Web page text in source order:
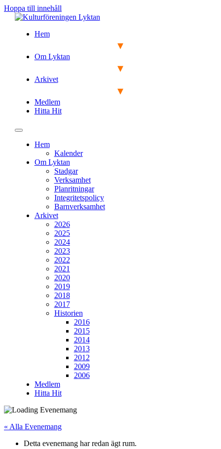
Hoppa till innehåll
Hem
Om Lyktan
Arkivet
Medlem
Hitta Hit
Hem
Kalender
Om Lyktan
Stadgar
Verksamhet
Planritningar
Integritetspolicy
Barnverksamhet
Arkivet
2026
2025
2024
2023
2022
2021
2020
2019
2018
2017
Historien
2016
2015
2014
2013
2012
2009
2006
Medlem
Hitta Hit
« Alla Evenemang
Detta evenemang har redan ägt rum.